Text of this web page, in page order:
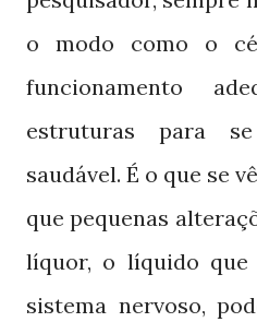
o modo como o
funcionamento
estruturas para
saudável. É o que se
que pequenas
líquor, o líquido que
sistema nervoso,